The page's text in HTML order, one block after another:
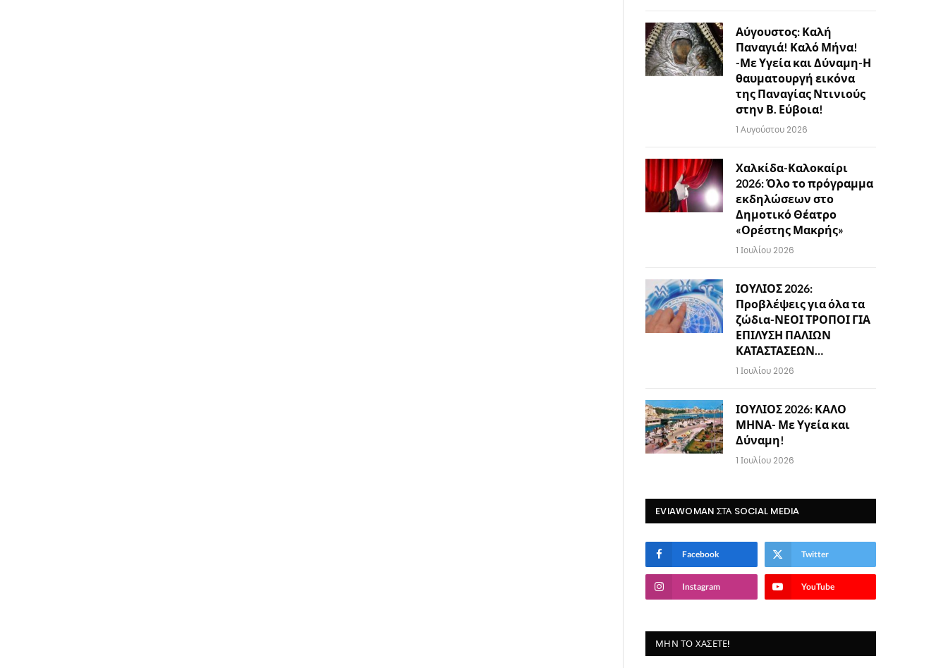
Αύγουστος: Καλή
Παναγιά! Καλό Μήνα!
-Με Υγεία και Δύναμη-Η
θαυματουργή εικόνα
της Παναγίας Ντινιούς
στην Β. Εύβοια!
1 Αυγούστου 2026
Χαλκίδα-Καλοκαίρι
2026: Όλο το πρόγραμμα
εκδηλώσεων στο
Δημοτικό Θέατρο
«Ορέστης Μακρής»
1 Ιουλίου 2026
ΙΟΥΛΙΟΣ 2026:
Προβλέψεις για όλα τα
ζώδια-ΝΕΟΙ ΤΡΟΠΟΙ ΓΙΑ
ΕΠΙΛΥΣΗ ΠΑΛΙΩΝ
ΚΑΤΑΣΤΑΣΕΩΝ…
1 Ιουλίου 2026
ΙΟΥΛΙΟΣ 2026: ΚΑΛΟ
ΜΗΝΑ- Με Υγεία και
Δύναμη!
1 Ιουλίου 2026
EVIAWOMAN ΣΤΑ SOCIAL MEDIA
Facebook Twitter
Instagram YouTube
ΜΗΝ ΤΟ ΧΆΣΕΤΕ!